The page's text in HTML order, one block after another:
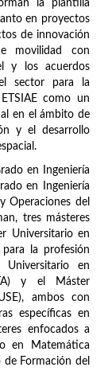
la plantilla
en proyectos
de innovación
movilidad con
y los acuerdos
sector para la
como un
en el ámbito de
y el desarrollo
en Ingeniería
en Ingeniería
Operaciones del
tres másteres
Universitario en
para la profesión
en
y el Máster
ambos con
específicas en
enfocados a
en Matemática
Formación del